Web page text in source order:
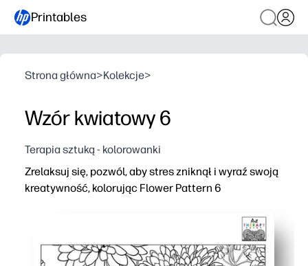
Printables
Strona główna>Kolekcje>
Wzór kwiatowy 6
Terapia sztuką - kolorowanki
Zrelaksuj się, pozwól, aby stres zniknął i wyraź swoją
kreatywność, kolorując Flower Pattern 6
Możesz drukować w kilka minut - bez przygotowania,
Szczegółowy kwiatowy wzór pomaga zwolnić, skupić
Możesz go używać w domu, w klasach lub z grupami